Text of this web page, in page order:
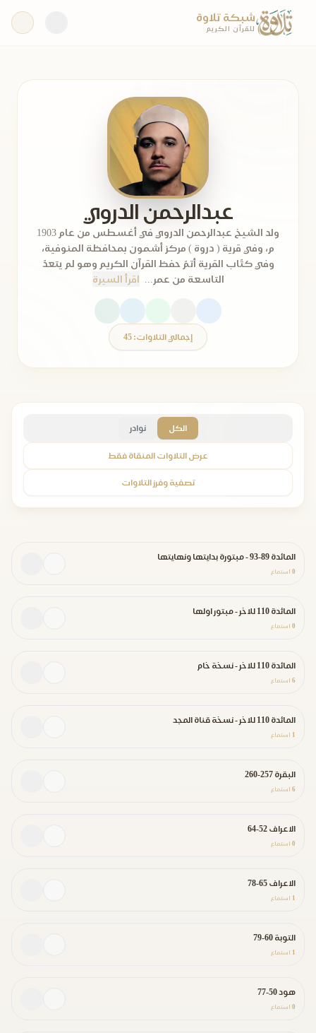
شبكة تلاوة
للقرآن الكريم
عبدالرحمن الدروي
ولد الشيخ عبدالرحمن الدروي في أغسطس من عام 1903
م، وفي قرية ( دروة ) مركز أشمون بمحافظة المنوفية،
وفي كتّاب القرية أتمّ حفظ القرآن الكريم وهو لم يتعدّ
التاسعة من عمر...
اقرأ السيرة
إجمالي التلاوات: 45
الكل نوادر
عرض التلاوات المنقاة فقط
تصفية وفرز التلاوات
المائدة 89-93 - مبتورة بدايتها ونهايتها
0 استماع
المائدة 110 للاخر - مبتور اولها
0 استماع
المائدة 110 للاخر - نسخة خام
6 استماع
المائدة 110 للاخر - نسخة قناة المجد
1 استماع
البقرة 257-260
6 استماع
الاعراف 52-64
0 استماع
الاعراف 65-78
1 استماع
التوبة 60-79
1 استماع
هود 50-77
0 استماع